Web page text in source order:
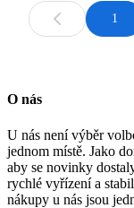
1
O nás
U nás není výběr
jednom místě. Jako
aby se novinky
rychlé vyřízení a
nákupy u nás jsou